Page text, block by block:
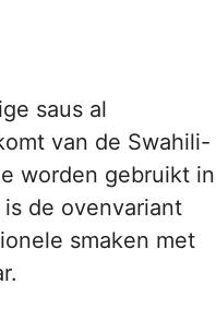
saus al
van de Swahili-
worden gebruikt in
de ovenvariant
smaken met